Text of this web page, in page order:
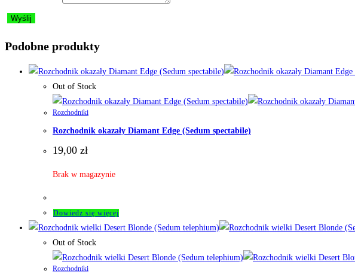
Podobne produkty
Out of Stock
Rozchodniki
Rozchodnik okazały Diamant Edge (Sedum spectabile)
19,00 zł
Brak w magazynie
Dowiedz się więcej
Out of Stock
Rozchodniki